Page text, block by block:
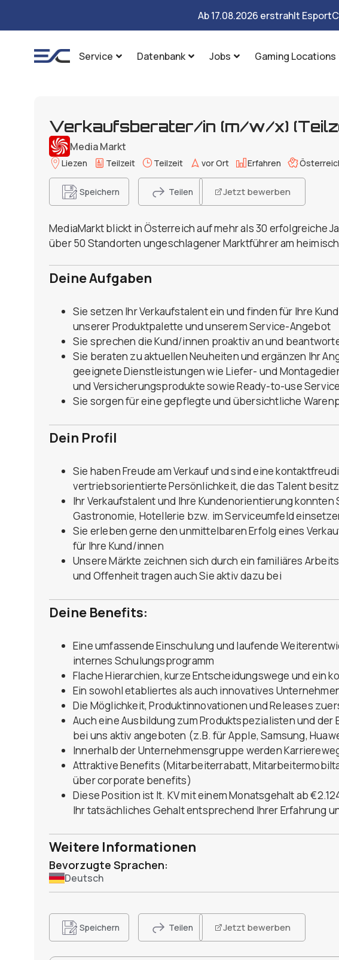
Ab 17.08.2026 erstrahlt
Service Datenbank Jobs Gaming Locations
Verkaufsberater/in (m/w/x)
Media Markt
Liezen Teilzeit Teilzeit vor Ort Erfahren
Speichern Teilen Jetzt bewerben
MediaMarkt blickt in Österreich auf mehr als 30 erfolgreiche
über 50 Standorten ungeschlagener Marktführer am
Deine Aufgaben
Sie setzen Ihr Verkaufstalent ein und finden für Ihre
unserer Produktpalette und unserem Service-Angebot
Sie sprechen die Kund/innen proaktiv an und
Sie beraten zu aktuellen Neuheiten und ergänzen Ihr
geeignete Dienstleistungen wie Liefer- und
und Versicherungsprodukte sowie Ready-to-use
Sie sorgen für eine gepflegte und übersichtliche
Dein Profil
Sie haben Freude am Verkauf und sind eine
vertriebsorientierte Persönlichkeit, die das Talent
Ihr Verkaufstalent und Ihre Kundenorientierung konnten
Gastronomie, Hotellerie bzw. im Serviceumfeld
Sie erleben gerne den unmittelbaren Erfolg eines
für Ihre Kund/innen
Unsere Märkte zeichnen sich durch ein familiäres
und Offenheit tragen auch Sie aktiv dazu bei
Deine Benefits:
Eine umfassende Einschulung und laufende
internes Schulungsprogramm
Flache Hierarchien, kurze Entscheidungswege und ein
Ein sowohl etabliertes als auch innovatives
Die Möglichkeit, Produktinnovationen und Releases
Auch eine Ausbildung zum Produktspezialisten und
bei uns aktiv angeboten (z.B. für Apple, Samsung,
Innerhalb der Unternehmensgruppe werden
Attraktive Benefits (Mitarbeiterrabatt,
über corporate benefits)
Diese Position ist lt. KV mit einem Monatsgehalt ab
Ihr tatsächliches Gehalt entsprechend Ihrer Erfahrung
Weitere Informationen
Bevorzugte Sprachen:
Deutsch
Speichern Teilen Jetzt bewerben